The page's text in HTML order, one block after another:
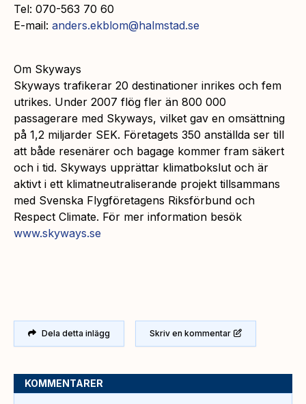
Tel: 070-563 70 60
E-mail: anders.ekblom@halmstad.se
Om Skyways
Skyways trafikerar 20 destinationer inrikes och fem
utrikes. Under 2007 flög fler än 800 000
passagerare med Skyways, vilket gav en omsättning
på 1,2 miljarder SEK. Företagets 350 anställda ser till
att både resenärer och bagage kommer fram säkert
och i tid. Skyways upprättar klimatbokslut och är
aktivt i ett klimatneutraliserande projekt tillsammans
med Svenska Flygföretagens Riksförbund och
Respect Climate. För mer information besök
www.skyways.se
Dela detta inlägg Skriv en kommentar
KOMMENTARER